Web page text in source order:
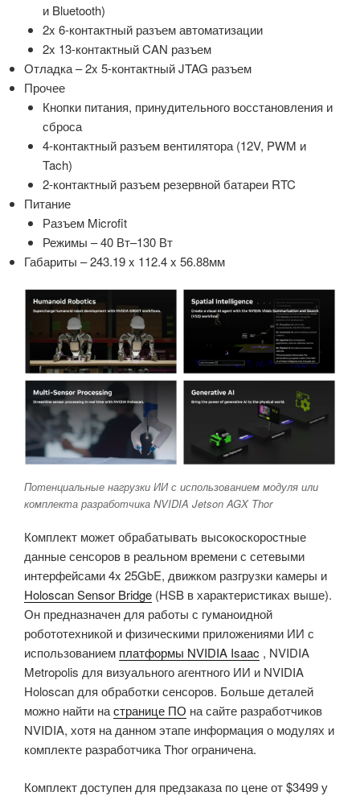
и Bluetooth)
2x 6-контактный разъем автоматизации
2x 13-контактный CAN разъем
Отладка – 2x 5-контактный JTAG разъем
Прочее
Кнопки питания, принудительного восстановления и
сброса
4-контактный разъем вентилятора (12V, PWM и
Tach)
2-контактный разъем резервной батареи RTC
Питание
Разъем Microfit
Режимы – 40 Вт–130 Вт
Габариты – 243.19 x 112.4 x 56.88мм
Потенциальные нагрузки ИИ с использованием модуля или
комплекта разработчика NVIDIA Jetson AGX Thor
Комплект может обрабатывать высокоскоростные
данные сенсоров в реальном времени с сетевыми
интерфейсами 4x 25GbE, движком разгрузки камеры и
Holoscan Sensor Bridge (HSB в характеристиках выше).
Он предназначен для работы с гуманоидной
робототехникой и физическими приложениями ИИ с
использованием платформы NVIDIA Isaac , NVIDIA
Metropolis для визуального агентного ИИ и NVIDIA
Holoscan для обработки сенсоров. Больше деталей
можно найти настранице ПО на сайте разработчиков
NVIDIA, хотя на данном этапе информация о модулях и
комплекте разработчика Thor ограничена.
Комплект доступен для предзаказа по цене от $3499 у